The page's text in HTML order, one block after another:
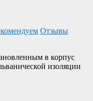
Отзывы
в корпус
изоляции